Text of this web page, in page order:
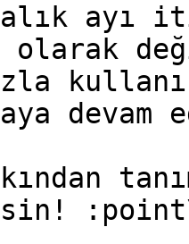
ayı
olarak
devam